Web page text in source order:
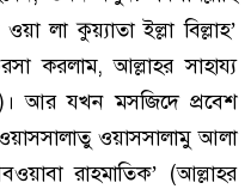
লা কুয়্যাতা ইল্লা বিল্লাহ’
করলাম, আল্লাহর সাহায্য
আর যখন মসজিদে প্রবেশ
ওয়াসসালামু আলা
রাহমাতিক’ (আল্লাহর